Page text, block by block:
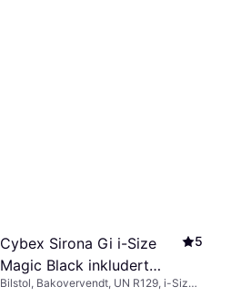
Cybex Sirona Gi i-Size
Magic Black inkludert
base
5
Bilstol, Bakovervendt, UN R129, i-Size,